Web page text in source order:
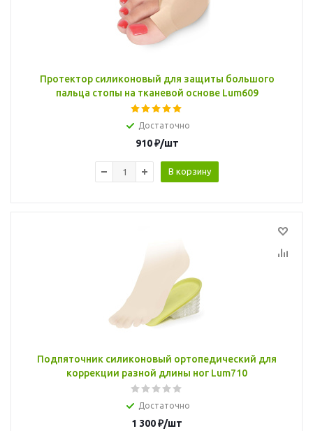
Протектор силиконовый для защиты большого
пальца стопы на тканевой основе Lum609
Достаточно
910₽/шт
В корзину
Подпяточник силиконовый ортопедический для
коррекции разной длины ног Lum710
Достаточно
1 300₽/шт